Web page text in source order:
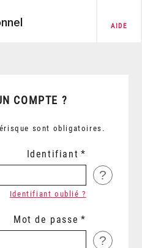
AIDE
COMPTE ?
sont obligatoires.
Identifiant
?
Identifiant oublié ?
Mot de passe
?